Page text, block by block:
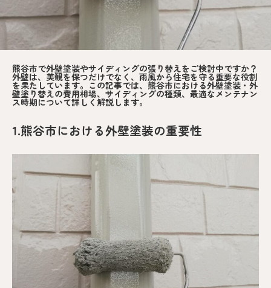
熊谷市で外壁塗装やサイディングの張り替えをご検討中ですか？
外壁は、美観を保つだけでなく、雨風から住宅を守る重要な役割
を果たしています。この記事では、熊谷市における外壁塗装・外
壁塗り替えの費用相場、サイディングの種類、最適なメンテナン
ス時期について詳しく解説します。
1.熊谷市における外壁塗装の重要性